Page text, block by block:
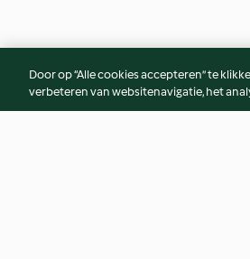
Door op “Alle cookies accepteren” te
verbeteren van websitenavigatie, het